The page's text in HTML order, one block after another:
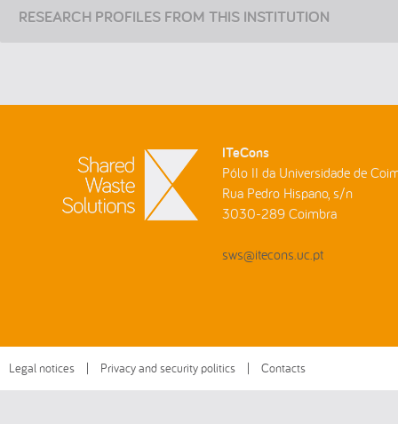
RESEARCH PROFILES FROM THIS INSTITUTION
ITeCons
Pólo II da Universidade de
Rua Pedro Hispano, s/n
3030-289 Coimbra
sws@itecons.uc.pt
Legal notices Privacy and security politics Contacts